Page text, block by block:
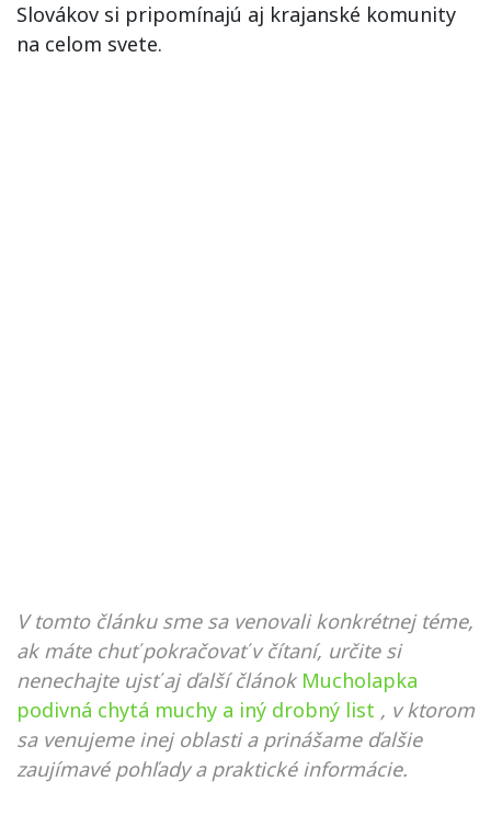
Slovákov si pripomínajú aj krajanské komunity
na celom svete.
V tomto článku sme sa venovali konkrétnej téme,
ak máte chuť pokračovať v čítaní, určite si
nenechajte ujsť aj ďalší článok Mucholapka
podivná chytá muchy a iný drobný list , v ktorom
sa venujeme inej oblasti a prinášame ďalšie
zaujímavé pohľady a praktické informácie.